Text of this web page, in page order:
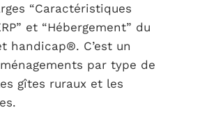
“Caractéristiques
et “Hébergement” du
handicap®. C’est un
par type de
gîtes ruraux et les